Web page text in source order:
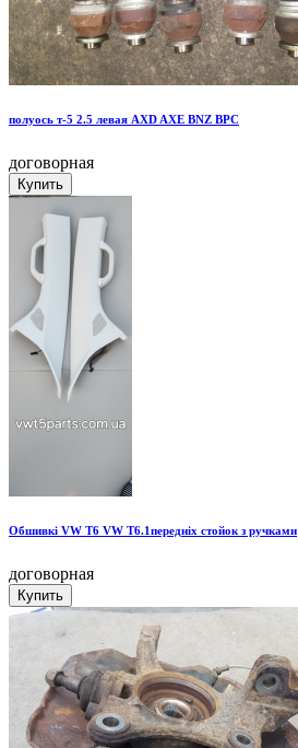
полуось т-5 2.5 левая AXD AXE BNZ BPC
договорная
Обшивкі VW T6 VW T6.1передніх стойок з ручками
договорная